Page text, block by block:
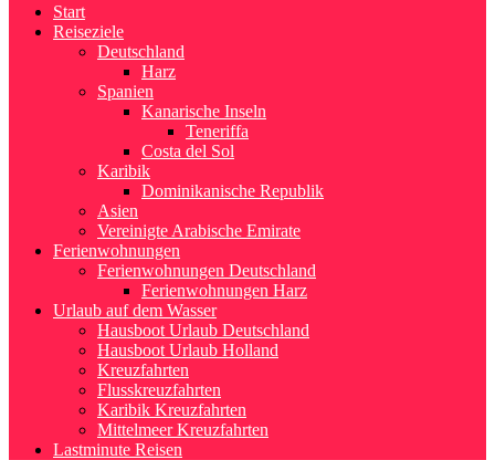
Start
Reiseziele
Deutschland
Harz
Spanien
Kanarische Inseln
Teneriffa
Costa del Sol
Karibik
Dominikanische Republik
Asien
Vereinigte Arabische Emirate
Ferienwohnungen
Ferienwohnungen Deutschland
Ferienwohnungen Harz
Urlaub auf dem Wasser
Hausboot Urlaub Deutschland
Hausboot Urlaub Holland
Kreuzfahrten
Flusskreuzfahrten
Karibik Kreuzfahrten
Mittelmeer Kreuzfahrten
Lastminute Reisen